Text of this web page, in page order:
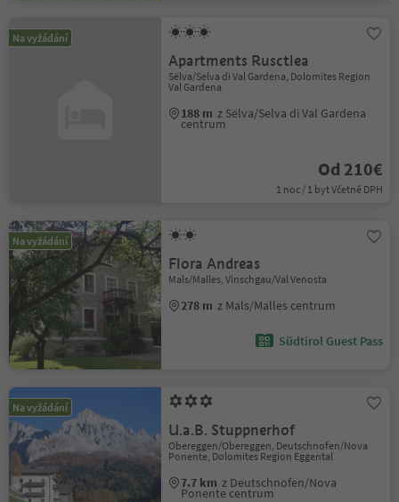
Na vyžádání
Apartments Rusctlea
Sëlva/Selva di Val Gardena, Dolomites Region
Val Gardena
188 m z Sëlva/Selva di Val Gardena
centrum
Od 210€
1 noc / 1 byt Včetně DPH
Na vyžádání
Flora Andreas
Mals/Malles, Vinschgau/Val Venosta
278 m z Mals/Malles centrum
Südtirol Guest Pass
Na vyžádání
U.a.B. Stuppnerhof
Obereggen/Obereggen, Deutschnofen/Nova
Ponente, Dolomites Region Eggental
7.7 km z Deutschnofen/Nova
Ponente centrum